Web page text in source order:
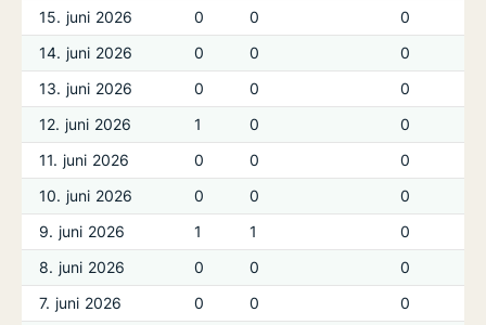
15. juni 2026
0 0
0
14. juni 2026
0 0
0
13. juni 2026
0 0
0
12. juni 2026
1 0
0
11. juni 2026
0 0
0
10. juni 2026
0 0
0
9. juni 2026
1 1
0
8. juni 2026
0 0
0
7. juni 2026
0 0
0